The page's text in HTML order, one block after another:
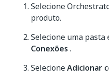
Selecione
produto.
Selecione uma pasta
Conexões .
SelecioneAdicionar